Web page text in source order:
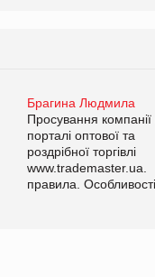
Брагина Людмила
Просування компанії
порталі оптової та
роздрібної торгівлі
www.trademaster.ua.
правила. Особливості.